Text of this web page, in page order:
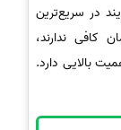
در سریع‌ترین
کافی ندارند،
بالایی دارد.